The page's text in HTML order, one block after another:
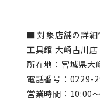
■ 対象店舗の詳細
工具館 大崎古川店
所在地：宮城県大
電話番号：0229-
営業時間：10:00